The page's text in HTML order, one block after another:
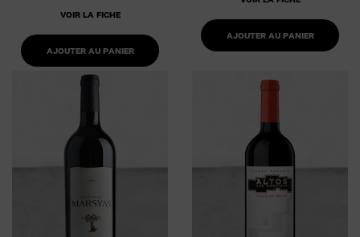
Voir la fiche
Ajouter au panier
Ajouter au panier